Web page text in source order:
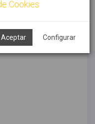
Cookies
Aceptar Configurar